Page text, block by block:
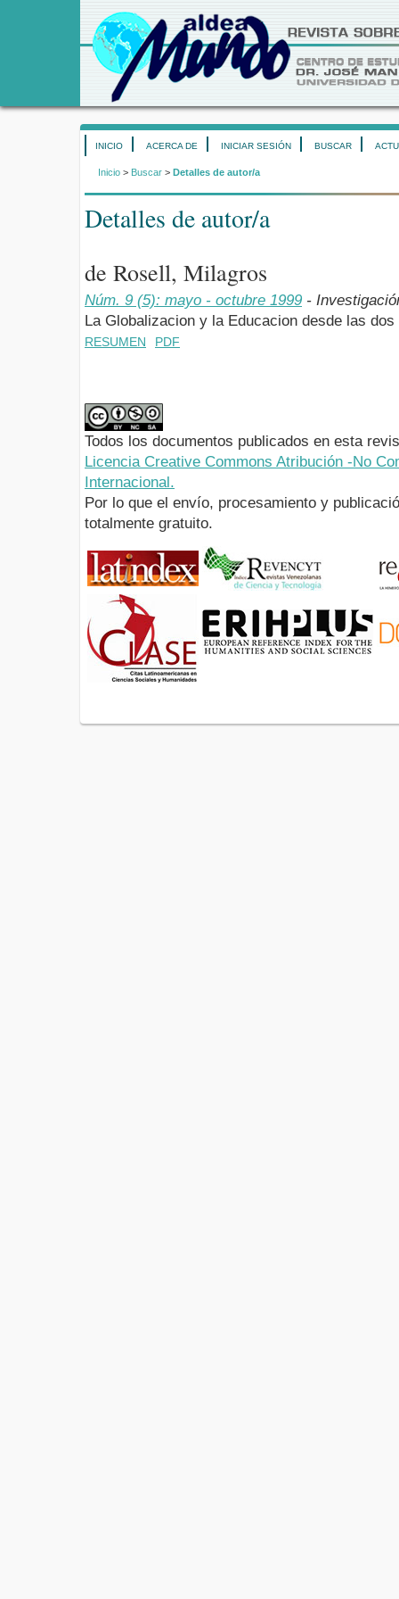
INICIO ACERCA DE INICIAR SESIÓN BUSCAR
Inicio > Buscar > Detalles de autor/a
Detalles de autor/a
de Rosell, Milagros
Núm. 9 (5): mayo - octubre 1999 -
La Globalizacion y la Educacion desde las dos
RESUMEN PDF
Todos los documentos publicados en esta
Licencia Creative Commons Atribución -No
Internacional.
Por lo que el envío, procesamiento y
totalmente gratuito.